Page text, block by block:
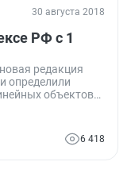
30 августа 2018
РФ с 1
редакция
определили
объектов
ограниченного
6 418